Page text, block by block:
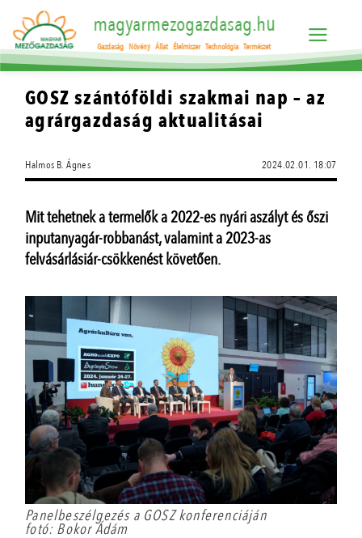
magyarmezogazdasag.hu
Gazdaság Növény Állat Élelmiszer Technológia Természet
GOSZ szántóföldi szakmai nap – az
agrárgazdaság aktualitásai
Halmos B. Ágnes 2024.02.01. 18:07
Mit tehetnek a termelők a 2022-es nyári aszályt és őszi
inputanyagár-robbanást, valamint a 2023-as
felvásárlásiár-csökkenést követően.
Panelbeszélgezés a GOSZ konferenciáján
fotó: Bokor Ádám